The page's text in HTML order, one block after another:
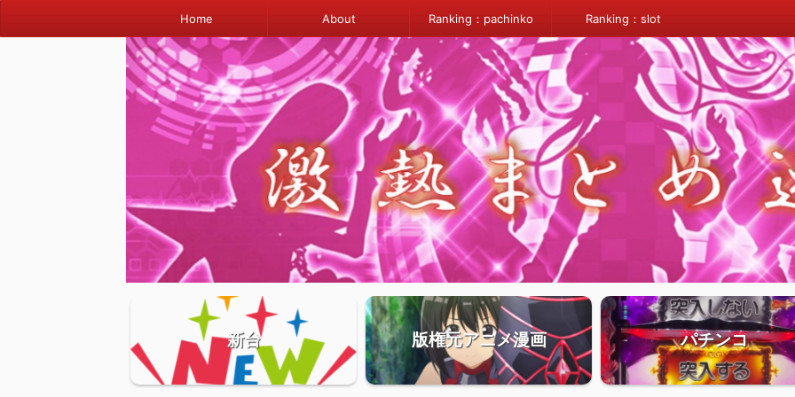
Home About Ranking：pachinko Ranking：slot
新台 版権元アニメ漫画 パチンコ